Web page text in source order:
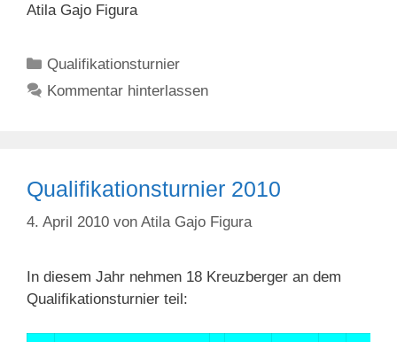
Atila Gajo Figura
Kategorien
Qualifikationsturnier
Kommentar hinterlassen
Qualifikationsturnier 2010
4. April 2010 von Atila Gajo Figura
In diesem Jahr nehmen 18 Kreuzberger an dem
Qualifikationsturnier teil: